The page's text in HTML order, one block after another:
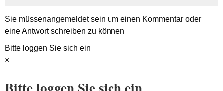
Sie müssenangemeldetsein um einen Kommentar oder
eine Antwort schreiben zu können
Bitte loggen Sie sich ein
×
Bitte loggen Sie sich ein